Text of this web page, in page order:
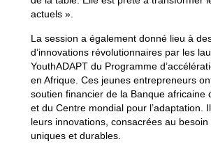
actuels ».
La session a également donné lieu à
d’innovations révolutionnaires par les
YouthADAPT du Programme
en Afrique. Ces jeunes entrepreneurs
soutien financier de la Banque africaine
et du Centre mondial pour l’adaptation.
leurs innovations, consacrées au
uniques et durables.